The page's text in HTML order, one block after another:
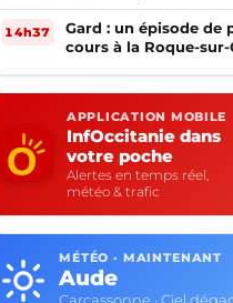
14h37
Gard : un épisode de
cours à la Roque-sur-
APPLICATION MOBILE
InfOccitanie dans
votre poche
Alertes en temps réel,
météo & trafic
MÉTÉO · MAINTENANT
Aude